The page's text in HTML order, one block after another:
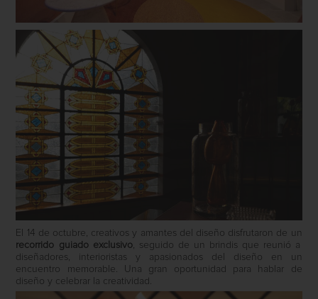
El 14 de octubre, creativos y amantes del diseño disfrutaron de un
recorrido guiado exclusivo, seguido de un brindis que reunió a
diseñadores, interioristas y apasionados del diseño en un
encuentro memorable. Una gran oportunidad para hablar de
diseño y celebrar la creatividad.